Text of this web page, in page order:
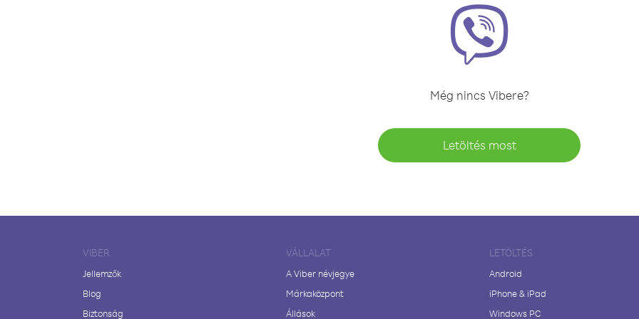
Még nincs Vibere?
Letöltés most
VIBER
Jellemzők
Blog
Biztonság
VÁLLALAT
A Viber névjegye
Márkaközpont
Állások
LETÖLTÉS
Android
iPhone & iPad
Windows PC